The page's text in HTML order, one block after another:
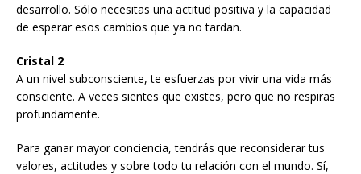
desarrollo. Sólo necesitas una actitud positiva y la capacidad
de esperar esos cambios que ya no tardan.
Cristal 2
A un nivel subconsciente, te esfuerzas por vivir una vida más
consciente. A veces sientes que existes, pero que no respiras
profundamente.
Para ganar mayor conciencia, tendrás que reconsiderar tus
valores, actitudes y sobre todo tu relación con el mundo. Sí,